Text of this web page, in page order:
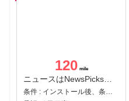
120
ニュースはNewsPicks｜経済ニュース・就活・ビジネス
条件 : インストール後、条件達成